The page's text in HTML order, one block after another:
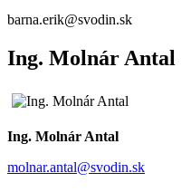
barna.erik@svodin.sk
Ing. Molnár Antal
Ing. Molnár Antal
molnar.antal@svodin.sk